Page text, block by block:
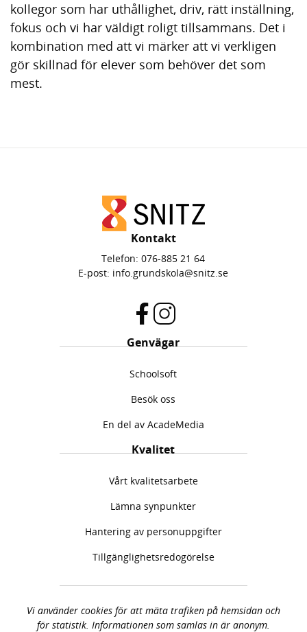
kollegor som har uthållighet, driv, rätt inställning,
fokus och vi har väldigt roligt tillsammans. Det i
kombination med att vi märker att vi verkligen
gör skillnad för elever som behöver det som
mest.
Kontakt
Telefon:076-885 21 64
E-post: info.grundskola@snitz.se
a
e
o
k
(
p
n
s
n
t
t
n
t
g
a
m
p
a
i
y
Genvägar
Schoolsoft
Besök oss
En del av AcadeMedia
Kvalitet
Vårt kvalitetsarbete
Lämna synpunkter
Hantering av personuppgifter
Tillgänglighetsredogörelse
Vi använder cookies för att mäta trafiken på hemsidan och
för statistik. Informationen som samlas in är anonym.